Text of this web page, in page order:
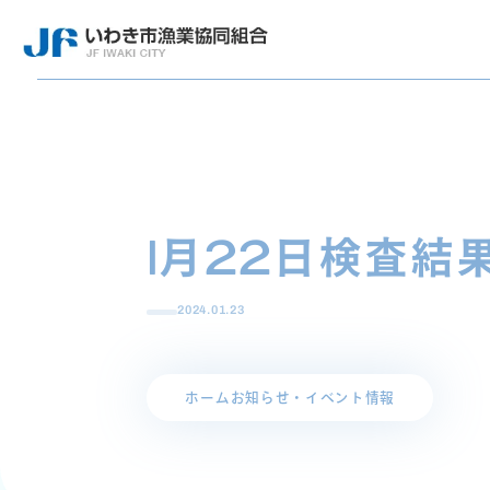
1月22日検査結
2024.01.23
ホーム お知らせ・イベント情報